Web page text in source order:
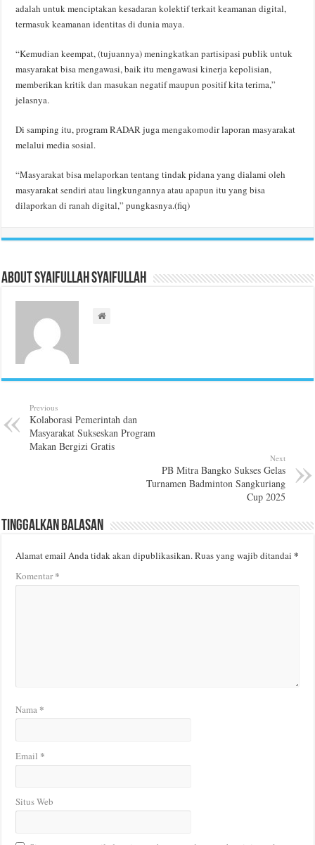
adalah untuk menciptakan kesadaran kolektif terkait keamanan digital,
termasuk keamanan identitas di dunia maya.
“Kemudian keempat, (tujuannya) meningkatkan partisipasi publik untuk
masyarakat bisa mengawasi, baik itu mengawasi kinerja kepolisian,
memberikan kritik dan masukan negatif maupun positif kita terima,”
jelasnya.
Di samping itu, program RADAR juga mengakomodir laporan masyarakat
melalui media sosial.
“Masyarakat bisa melaporkan tentang tindak pidana yang dialami oleh
masyarakat sendiri atau lingkungannya atau apapun itu yang bisa
dilaporkan di ranah digital,” pungkasnya.(fiq)
About Syaifullah Syaifullah
Previous
Kolaborasi Pemerintah dan
Masyarakat Sukseskan Program
Makan Bergizi Gratis
Next
PB Mitra Bangko Sukses Gelas
Turnamen Badminton Sangkuriang
Cup 2025
Tinggalkan Balasan
Alamat email Anda tidak akan dipublikasikan.Ruas yang wajib ditandai*
Komentar*
Nama *
Email *
Situs Web